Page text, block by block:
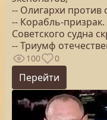
-- Олигархи против
-- Корабль-
Советского судна
-- Триумф
100 0
Перейти